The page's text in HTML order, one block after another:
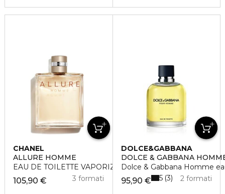
CHANEL
ALLURE HOMME
EAU DE TOILETTE VAPORIZZATORE
105,90 € 3 formati
DOLCE&GABBANA
DOLCE & GABBANA
Dolce & Gabbana Homme
95,90 € 2 formati
5 3